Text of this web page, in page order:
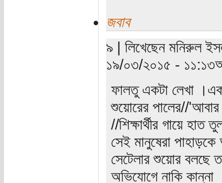
জবাব
৯ | লিখেছেন মনিরুল
১৯/০৩/২০১৫ -
ফালতু একটা লেখা
শুয়োরের পালের//
//শিক্ষার্থীর গায়ে হাত
সেই মানুষেরা
সেটেলার শুয়োর বলছে
অভিযোগে নাকি